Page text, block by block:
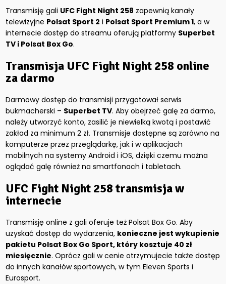
Transmisję gali UFC Fight Night 258 zapewnią kanały
telewizyjne Polsat Sport 2 i Polsat Sport Premium 1, a w
internecie dostęp do streamu oferują platformy Superbet
TV i Polsat Box Go.
Transmisja UFC Fight Night 258 online
za darmo
Darmowy dostęp do transmisji przygotował serwis
bukmacherski – Superbet TV. Aby obejrzeć galę za darmo,
należy utworzyć konto, zasilić je niewielką kwotą i postawić
zakład za minimum 2 zł. Transmisje dostępne są zarówno na
komputerze przez przeglądarkę, jak i w aplikacjach
mobilnych na systemy Android i iOS, dzięki czemu można
oglądać galę również na smartfonach i tabletach.
UFC Fight Night 258 transmisja w
internecie
Transmisję online z gali oferuje też Polsat Box Go. Aby
uzyskać dostęp do wydarzenia, konieczne jest wykupienie
pakietu Polsat Box Go Sport, który kosztuje 40 zł
miesięcznie. Oprócz gali w cenie otrzymujecie także dostęp
do innych kanałów sportowych, w tym Eleven Sports i
Eurosport.